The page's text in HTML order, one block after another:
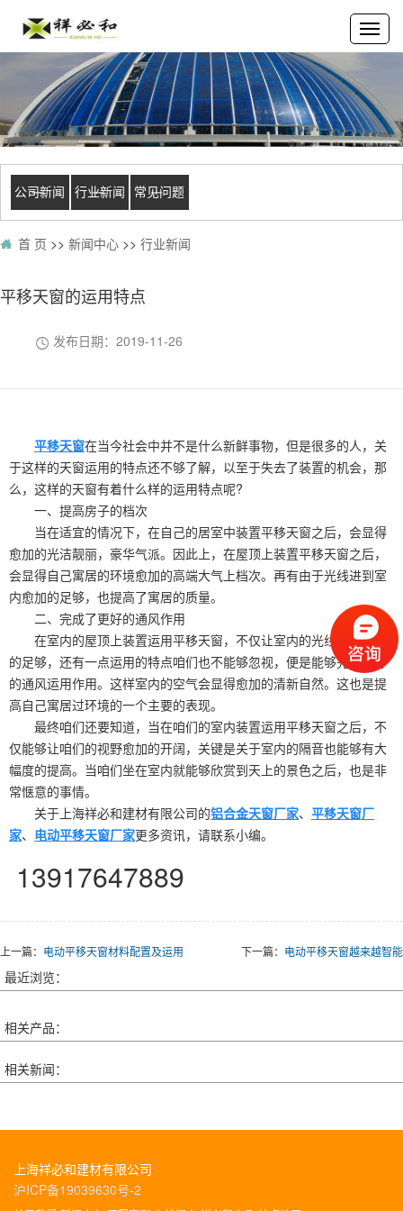
公司新闻 行业新闻 常见问题
首 页 >> 新闻中心 >> 行业新闻
平移天窗的运用特点
发布日期： 2019-11-26
平移天窗在当今社会中并不是什么新鲜事物，但是很多的人，关
于这样的天窗运用的特点还不够了解，以至于失去了装置的机会，那
么，这样的天窗有着什么样的运用特点呢?
一、提高房子的档次
当在适宜的情况下，在自己的居室中装置平移天窗之后，会显得
愈加的光洁靓丽，豪华气派。因此上，在屋顶上装置平移天窗之后，
会显得自己寓居的环境愈加的高端大气上档次。再有由于光线进到室
内愈加的足够，也提高了寓居的质量。
二、完成了更好的通风作用
在室内的屋顶上装置运用平移天窗，不仅让室内的光线变得愈加
的足够，还有一点运用的特点咱们也不能够忽视，便是能够完成更好
的通风运用作用。这样室内的空气会显得愈加的清新自然。这也是提
高自己寓居过环境的一个主要的表现。
最终咱们还要知道，当在咱们的室内装置运用平移天窗之后，不
仅能够让咱们的视野愈加的开阔，关键是关于室内的隔音也能够有大
幅度的提高。当咱们坐在室内就能够欣赏到天上的景色之后，也是非
常惬意的事情。
关于上海祥必和建材有限公司的铝合金天窗厂家、 平移天窗厂
家、 电动平移天窗厂家更多资讯，请联系小编。
上一篇： 电动平移天窗材料配置及运用 下一篇： 电动平移天窗越来越智能
最近浏览：
相关产品：
相关新闻：
上海祥必和建材有限公司
沪ICP备19039630号-2
13917647889